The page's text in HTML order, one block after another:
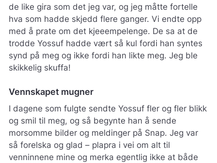
de like gira som det jeg var, og jeg måtte fortelle
hva som hadde skjedd flere ganger. Vi endte opp
med å prate om det kjeeempelenge. De sa at de
trodde Yossuf hadde vært så kul fordi han syntes
synd på meg og ikke fordi han likte meg. Jeg ble
skikkelig skuffa!
Vennskapet mugner
I dagene som fulgte sendte Yossuf fler og fler blikk
og smil til meg, og så begynte han å sende
morsomme bilder og meldinger på Snap. Jeg var
så forelska og glad – plapra i vei om alt til
venninnene mine og merka egentlig ikke at både